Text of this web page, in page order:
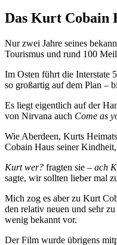
Das Kurt Cobain
Nur zwei Jahre seines
Tourismus und rund 100
Im Osten führt die Interstate
so großartig auf dem Plan –
Es liegt eigentlich auf der
von Nirvana auch Come as
Wie Aberdeen, Kurts
Cobain Haus seiner
Kurt wer? fragten sie – ach
sagte, wir sollten lieber mal
Mich zog es aber zu Kurt
den relativ neuen und sehr
wenig bekannt vor.
Der Film wurde übrigens